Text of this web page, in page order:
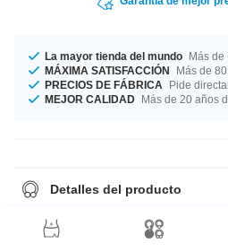
La mayor tienda del mundo Más de
MÁXIMA SATISFACCIÓN
Más de
PRECIOS DE FÁBRICA
Pide
MEJOR CALIDAD Más de 20 años
Detalles del producto
facilmente.